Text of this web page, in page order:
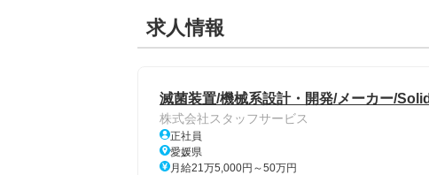
求人情報
滅菌装置/機械系設計・開発/メーカー/
株式会社スタッフサービス
正社員
愛媛県
月給21万5,000円～50万円